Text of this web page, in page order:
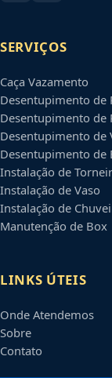
SERVIÇOS
Caça Vazamento
Desentupimento de
Desentupimento de
Desentupimento de
Desentupimento de
Instalação de
Instalação de Vaso
Instalação de
Manutenção de Box
LINKS ÚTEIS
Onde Atendemos
Sobre
Contato